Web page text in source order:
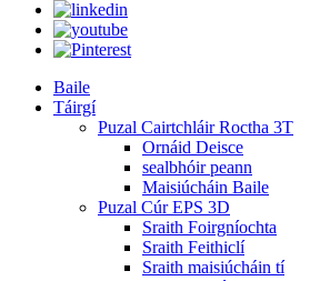
Baile
Táirgí
Puzal Cairtchláir Roctha 3T
Ornáid Deisce
sealbhóir peann
Maisiúcháin Baile
Puzal Cúr EPS 3D
Sraith Foirgníochta
Sraith Feithiclí
Sraith maisiúcháin tí